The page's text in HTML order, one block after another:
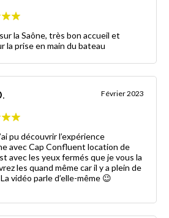
la Saône, très bon accueil et
la prise en main du bateau
Février 2023
pu découvrir l’expérience
avec Cap Confluent location de
avec les yeux fermés que je vous la
belles choses à voir ! La vidéo parle d’elle-même 😉